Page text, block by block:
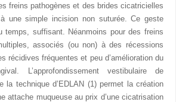
freins pathogènes et des brides cicatricielles
une simple incision non suturée. Ce geste
temps, suffisant. Néanmoins pour des freins
associés (ou non) à des récessions
récidives fréquentes et peu d’amélioration du
L’approfondissement vestibulaire de
la technique d’EDLAN (1) permet la création
attache muqueuse au prix d’une cicatrisation